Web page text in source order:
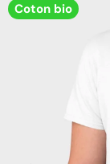
Coton bio